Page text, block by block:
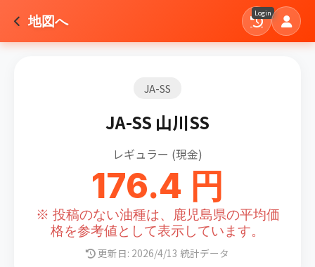
地図へ Login
JA-SS
JA-SS 山川SS
レギュラー (現金)
176.4 円
※ 投稿のない油種は、鹿児島県の平均価
格を参考値として表示しています。
更新日: 2026/4/13 統計データ